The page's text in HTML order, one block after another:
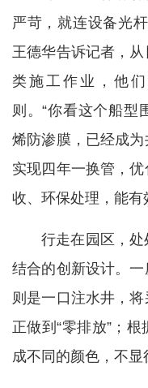
严苛，就连设备光
王德华告诉记者，
类施工作业，他
则。“你看这个船型
烯防渗膜，已经成
实现四年一换管，
收、环保处理，能有
行走在园区，
结合的创新设计。
则是一口注水井，
正做到“零排放”；
成不同的颜色，不